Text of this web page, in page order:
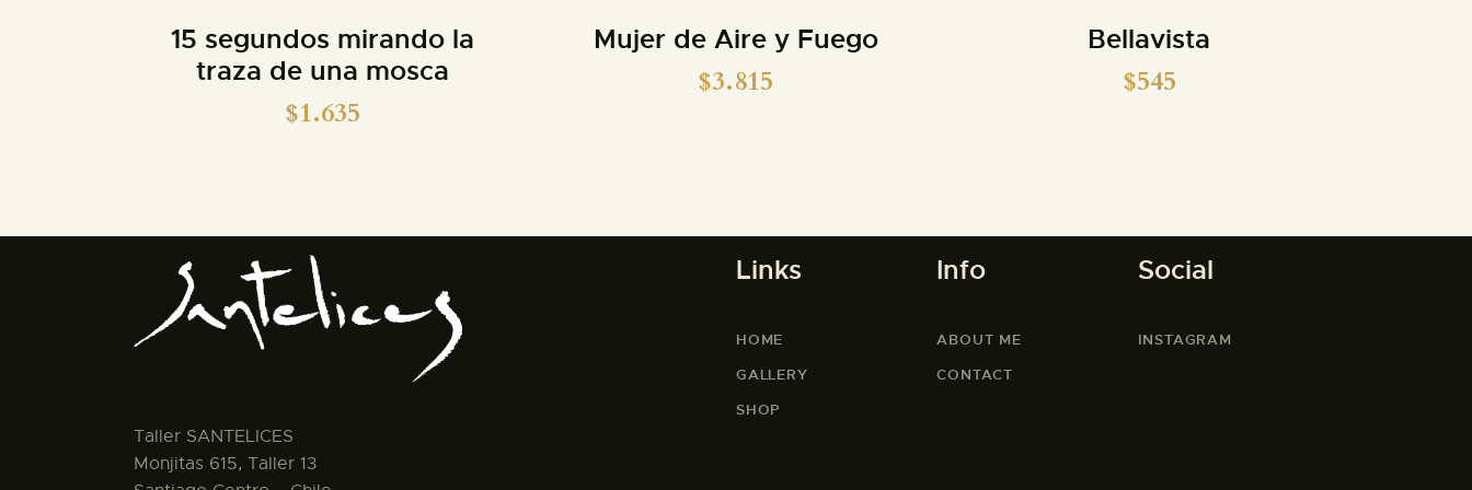
15 segundos mirando la
traza de una mosca
$1.635
Mujer de Aire y Fuego
$3.815
Bellavista
$545
Links
HOME
GALLERY
SHOP
Info
ABOUT ME
CONTACT
Social
INSTAGRAM
Taller SANTELICES
Monjitas 615, Taller 13